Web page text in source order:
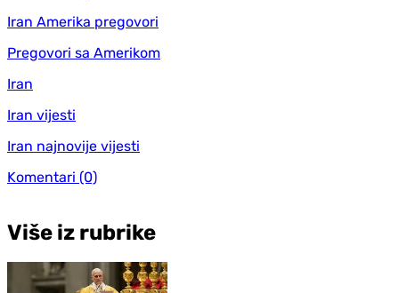
Iran Amerika pregovori
Pregovori sa Amerikom
Iran
Iran vijesti
Iran najnovije vijesti
Komentari (0)
Više iz rubrike